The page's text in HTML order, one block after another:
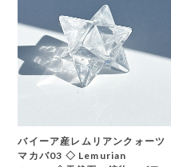
バイーア産レムリアンクォーツ
マカバ03 ◇ Lemurian